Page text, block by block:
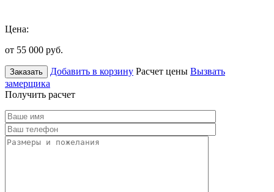
Цена:
от 55 000 руб.
Заказать Добавить в корзину Расчет цены Вызвать
замерщика
Получить расчет